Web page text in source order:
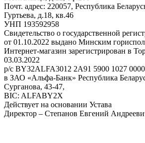
Почт. адрес: 220057, Республика
Гуртьева, д.18, кв.46
УНП 193592958
Свидетельство о государственной
от 01.10.2022 выдано Минским
Интернет-магазин зарегистрирован в
03.03.2022
р/с BY32ALFA3012 2A91 5900 1027 0000
в ЗАО «Альфа-Банк» Республика
Сурганова, 43-47,
BIC: ALFABY2X
Действует на основании Устава
Директор – Степанов Евгений